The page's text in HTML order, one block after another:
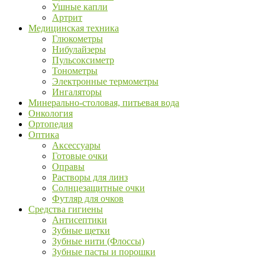
Ушные капли
Артрит
Медицинская техника
Глюкометры
Нибулайзеры
Пульсоксиметр
Тонометры
Электронные термометры
Ингаляторы
Минерально-столовая, питьевая вода
Онкология
Ортопедия
Оптика
Аксессуары
Готовые очки
Оправы
Растворы для линз
Солнцезащитные очки
Футляр для очков
Средства гигиены
Антисептики
Зубные щетки
Зубные нити (Флоссы)
Зубные пасты и порошки